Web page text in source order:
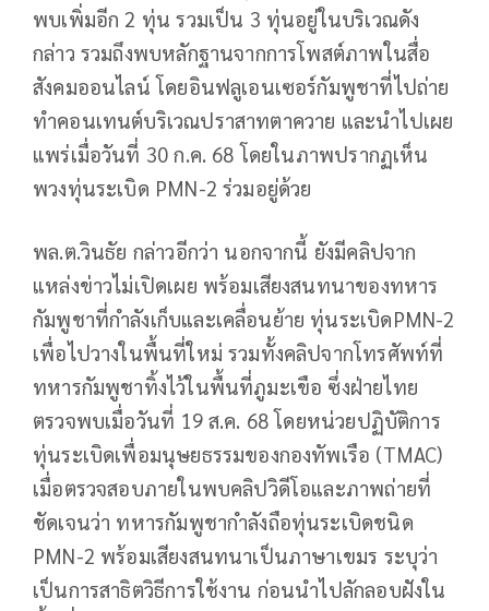
พบเพิ่มอีก 2 ทุ่น รวมเป็น 3 ทุ่นอยู่ในบริเวณดัง
กล่าว รวมถึงพบหลักฐานจากการโพสต์ภาพในสื่อ
สังคมออนไลน์ โดยอินฟลูเอนเซอร์กัมพูชาที่ไปถ่าย
ทำคอนเทนต์บริเวณปราสาทตาควาย และนำไปเผย
แพร่เมื่อวันที่ 30 ก.ค. 68 โดยในภาพปรากฏเห็น
พวงทุ่นระเบิด PMN-2 ร่วมอยู่ด้วย
พล.ต.วินธัย กล่าวอีกว่า นอกจากนี้ ยังมีคลิปจาก
แหล่งข่าวไม่เปิดเผย พร้อมเสียงสนทนาของทหาร
กัมพูชาที่กำลังเก็บและเคลื่อนย้าย ทุ่นระเบิดPMN-2
เพื่อไปวางในพื้นที่ใหม่ รวมทั้งคลิปจากโทรศัพท์ที่
ทหารกัมพูชาทิ้งไว้ในพื้นที่ภูมะเขือ ซึ่งฝ่ายไทย
ตรวจพบเมื่อวันที่ 19 ส.ค. 68 โดยหน่วยปฏิบัติการ
ทุ่นระเบิดเพื่อมนุษยธรรมของกองทัพเรือ (TMAC)
เมื่อตรวจสอบภายในพบคลิปวิดีโอและภาพถ่ายที่
ชัดเจนว่า ทหารกัมพูชากำลังถือทุ่นระเบิดชนิด
PMN-2 พร้อมเสียงสนทนาเป็นภาษาเขมร ระบุว่า
เป็นการสาธิตวิธีการใช้งาน ก่อนนำไปลักลอบฝังใน